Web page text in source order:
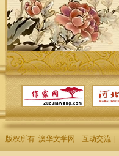
版权所有 澳华文学网 互动交流